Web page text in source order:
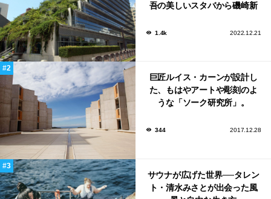
吾の美しいスタバから磯崎新
1.4k 2022.12.21
巨匠ルイス・カーンが設計し
た、もはやアートや彫刻のよ
うな「ソーク研究所」。
344 2017.12.28
サウナが広げた世界──タレン
ト・清水みさとが出会った風